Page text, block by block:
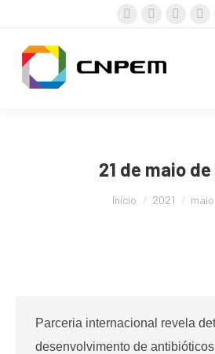
Facebook
in
in
21 de maio de
Início 2021 maio
Parceria internacional revela
desenvolvimento de